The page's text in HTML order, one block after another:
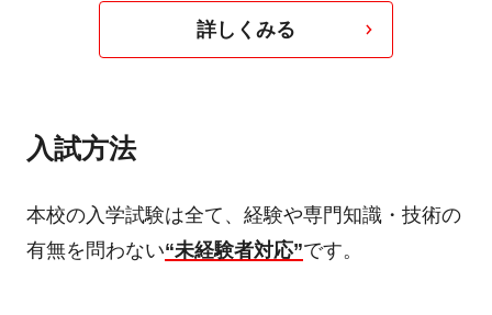
詳しくみる
入試方法
本校の入学試験は全て、経験や専門知識・技術の
有無を問わない“未経験者対応”です。